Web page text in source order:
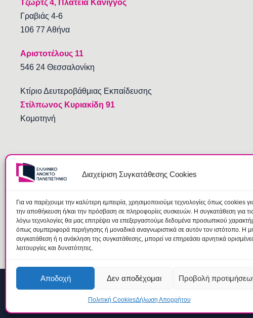
Διαχείριση Συγκατάθεσης Cookies
Για να παρέχουμε την καλύτερη εμπειρία, χρησιμοποιούμε τεχνολογίες όπως cookies
την αποθήκευση ή/και την πρόσβαση σε πληροφορίες συσκευών. Η συγκατάθεση για
λόγω τεχνολογίες θα μας επιτρέψει να επεξεργαστούμε δεδομένα προσωπικού
όπως συμπεριφορά περιήγησης ή μοναδικά αναγνωριστικά σε αυτόν τον ιστότοπο. Η
συγκατάθεση ή η ανάκληση της συγκατάθεσης, μπορεί να επηρεάσει αρνητικά
λειτουργίες και δυνατότητες.
Αποδοχή Δεν αποδέχομαι Προβολή
Πολιτική CookiesΔήλωση Απορρήτου
Τζωρτζ 4, Πλατεία Κάνιγγος
Γραβιάς 4-6
106 77 Αθήνα
Αριστοτέλους 11
546 24 Θεσσαλονίκη
Κτίριο Δευτεροβάθμιας Εκπαίδευσης
Στίλπωνος Κυριακίδη 91
Κομοτηνή
© 2026 Ελληνικό Ανοικτό Πανεπιστήμιο | Ομάδα Προστασίας